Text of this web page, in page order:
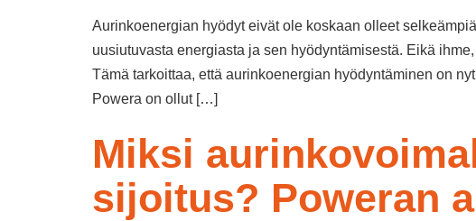
Aurinkoenergian hyödyt eivät ole koskaan olleet
uusiutuvasta energiasta ja sen hyödyntämisestä. Eikä
Tämä tarkoittaa, että aurinkoenergian hyödyntäminen on
Powera on ollut […]
Miksi
sijoitus? Poweran